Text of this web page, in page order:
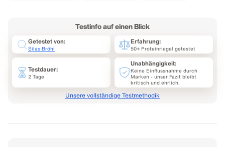
Testinfo auf einen Blick
Getestet von:
Silas Bröhl
Erfahrung:
50+ Proteinriegel getestet
Testdauer:
2 Tage
Unabhängigkeit:
Keine Einflussnahme durch
Marken - unser Fazit bleibt
kritisch und ehrlich.
Unsere vollständige Testmethodik